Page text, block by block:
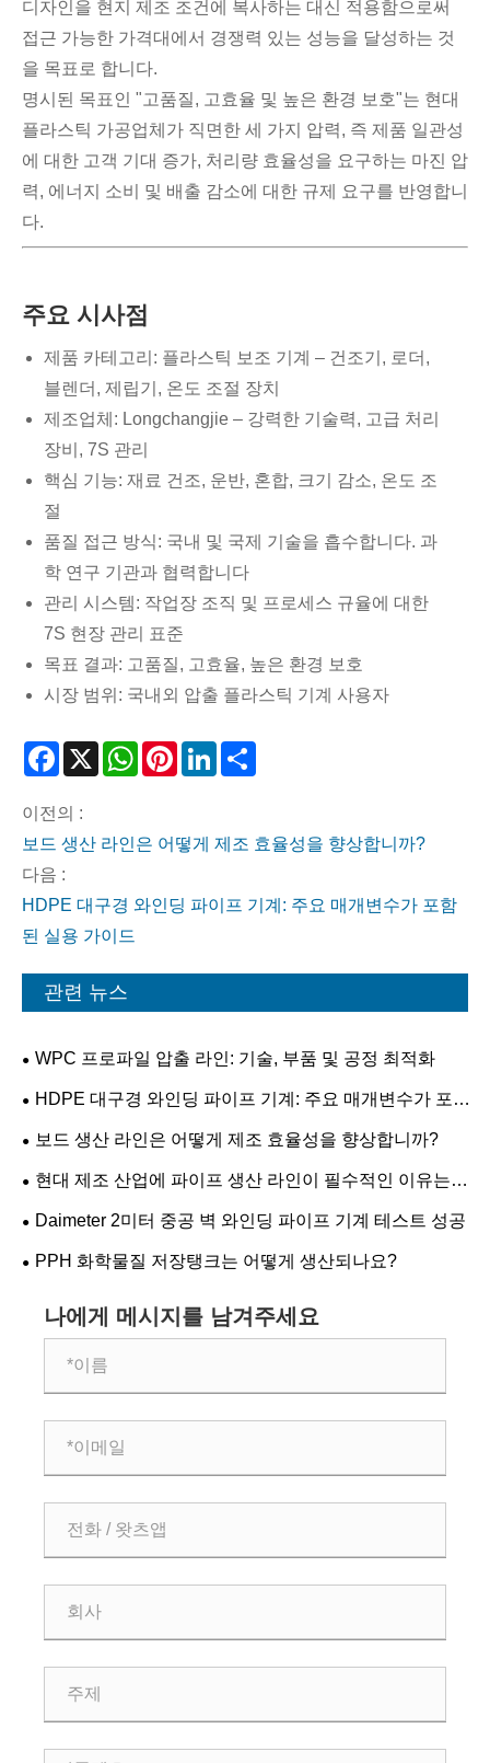
디자인을 현지 제조 조건에 복사하는 대신 적용함으로써
접근 가능한 가격대에서 경쟁력 있는 성능을 달성하는 것
을 목표로 합니다.
명시된 목표인 "고품질, 고효율 및 높은 환경 보호"는 현대
플라스틱 가공업체가 직면한 세 가지 압력, 즉 제품 일관성
에 대한 고객 기대 증가, 처리량 효율성을 요구하는 마진 압
력, 에너지 소비 및 배출 감소에 대한 규제 요구를 반영합니
다.
주요 시사점
제품 카테고리: 플라스틱 보조 기계 – 건조기, 로더,
블렌더, 제립기, 온도 조절 장치
제조업체: Longchangjie – 강력한 기술력, 고급 처리
장비, 7S 관리
핵심 기능: 재료 건조, 운반, 혼합, 크기 감소, 온도 조
절
품질 접근 방식: 국내 및 국제 기술을 흡수합니다. 과
학 연구 기관과 협력합니다
관리 시스템: 작업장 조직 및 프로세스 규율에 대한
7S 현장 관리 표준
목표 결과: 고품질, 고효율, 높은 환경 보호
시장 범위: 국내외 압출 플라스틱 기계 사용자
Facebook
X WhatsAppPinterestLinkedIn
이전의 :
보드 생산 라인은 어떻게 제조 효율성을 향상합니까?
다음 :
HDPE 대구경 와인딩 파이프 기계: 주요 매개변수가 포함
된 실용 가이드
관련 뉴스
WPC 프로파일 압출 라인: 기술, 부품 및 공정 최적화
HDPE 대구경 와인딩 파이프 기계: 주요 매개변수가 포
함된 실용 가이드
보드 생산 라인은 어떻게 제조 효율성을 향상합니까?
현대 제조 산업에 파이프 생산 라인이 필수적인 이유는
무엇입니까?
Daimeter 2미터 중공 벽 와인딩 파이프 기계 테스트 성공
PPH 화학물질 저장탱크는 어떻게 생산되나요?
나에게 메시지를 남겨주세요